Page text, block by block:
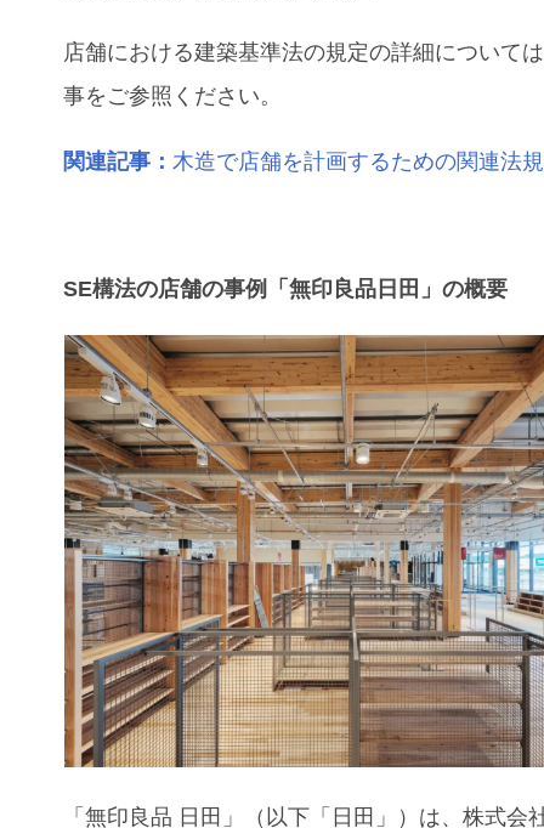
店舗における建築基準法の規定の詳細について
事をご参照ください。
関連記事： 木造で店舗を計画するための関連法
SE構法の店舗の事例「無印良品日田」の概要
「無印良品 日田」（以下「日田」）は、株式会